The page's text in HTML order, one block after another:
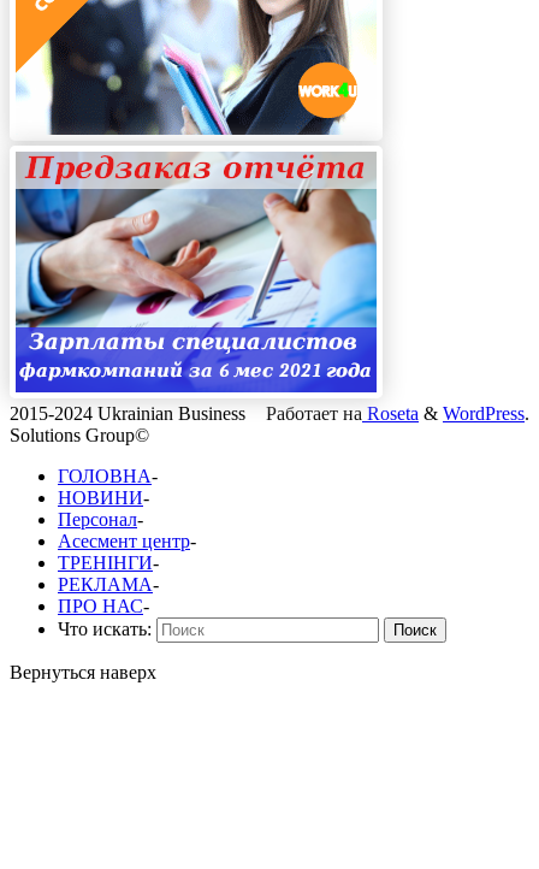
Работает на Roseta & WordPress.
2015-2024 Ukrainian Business
Solutions Group©
ГОЛОВНА-
НОВИНИ-
Персонал-
Асесмент центр-
ТРЕНІНГИ-
РЕКЛАМА-
ПРО НАС-
Что искать:
Поиск
Вернуться наверх